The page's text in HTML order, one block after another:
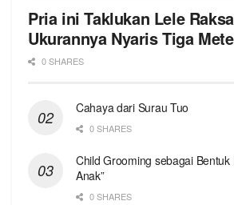
Pria ini Taklukan Lele
Ukurannya Nyaris Tiga
0 SHARES
Cahaya dari Surau Tuo
0 SHARES
Child Grooming sebagai Bentuk
Anak”
0 SHARES